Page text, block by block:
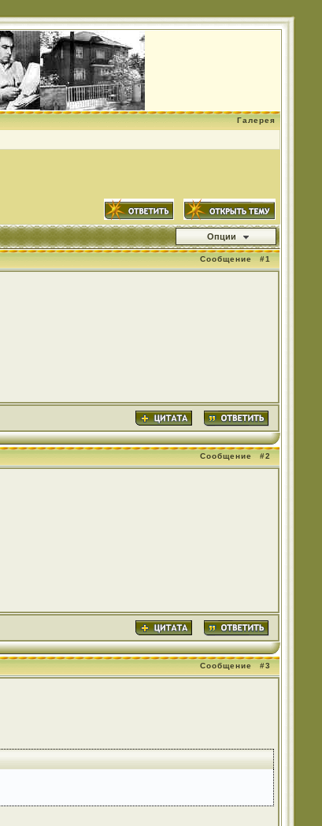
Галерея
Опции
Сообщение #1
Сообщение #2
Сообщение #3